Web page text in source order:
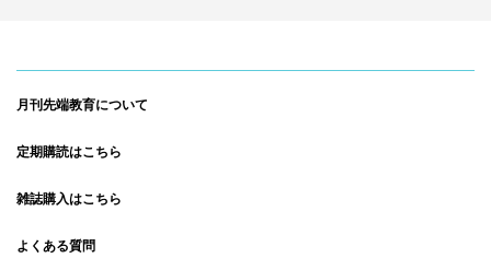
月刊先端教育について
定期購読はこちら
雑誌購入はこちら
よくある質問